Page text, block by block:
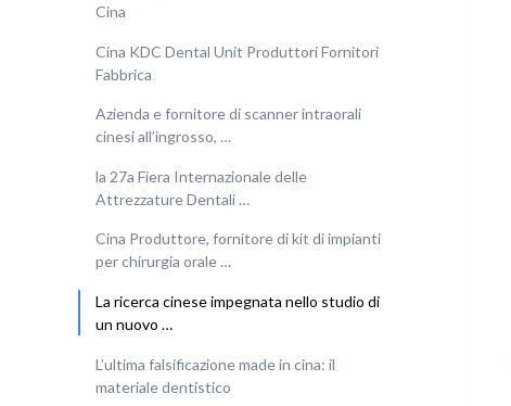
Cina
Cina KDC Dental Unit Produttori Fornitori
Fabbrica
Azienda e fornitore di scanner intraorali
cinesi all’ingrosso, …
la 27a Fiera Internazionale delle
Attrezzature Dentali …
Cina Produttore, fornitore di kit di impianti
per chirurgia orale …
La ricerca cinese impegnata nello studio di
un nuovo …
L’ultima falsificazione made in cina: il
materiale dentistico